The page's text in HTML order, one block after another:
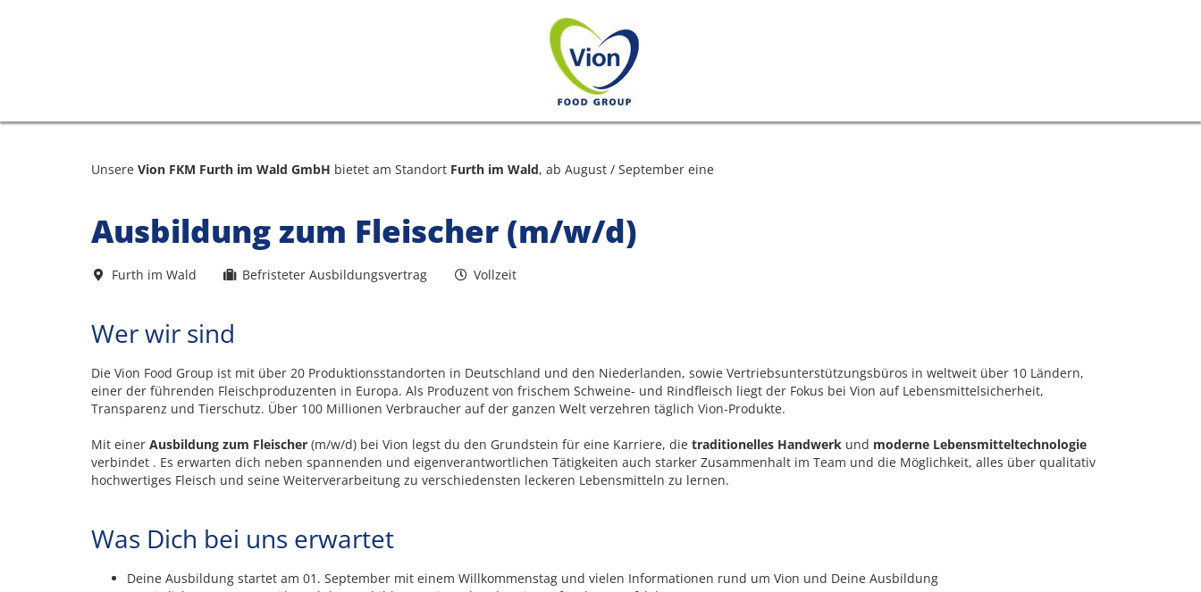
Unsere Vion FKM Furth im Wald GmbH bietet am Standort Furth im Wald, ab August / September eine
Ausbildung zum Fleischer (m/w/d)
Furth im Wald Befristeter Ausbildungsvertrag Vollzeit
Wer wir sind
Die Vion Food Group ist mit über 20 Produktionsstandorten in Deutschland und den Niederlanden, sowie Vertriebsunterstützungsbüros in weltweit über 10 Ländern,
einer der führenden Fleischproduzenten in Europa. Als Produzent von frischem Schweine- und Rindfleisch liegt der Fokus bei Vion auf Lebensmittelsicherheit,
Transparenz und Tierschutz. Über 100 Millionen Verbraucher auf der ganzen Welt verzehren täglich Vion-Produkte.
Mit einer Ausbildung zum Fleischer (m/w/d) bei Vion legst du den Grundstein für eine Karriere, die traditionelles Handwerk und moderne Lebensmitteltechnologie
verbindet . Es erwarten dich neben spannenden und eigenverantwortlichen Tätigkeiten auch starker Zusammenhalt im Team und die Möglichkeit, alles über qualitativ
hochwertiges Fleisch und seine Weiterverarbeitung zu verschiedensten leckeren Lebensmitteln zu lernen.
Was Dich bei uns erwartet
Deine Ausbildung startet am 01. September mit einem Willkommenstag und vielen Informationen rund um Vion und Deine Ausbildung